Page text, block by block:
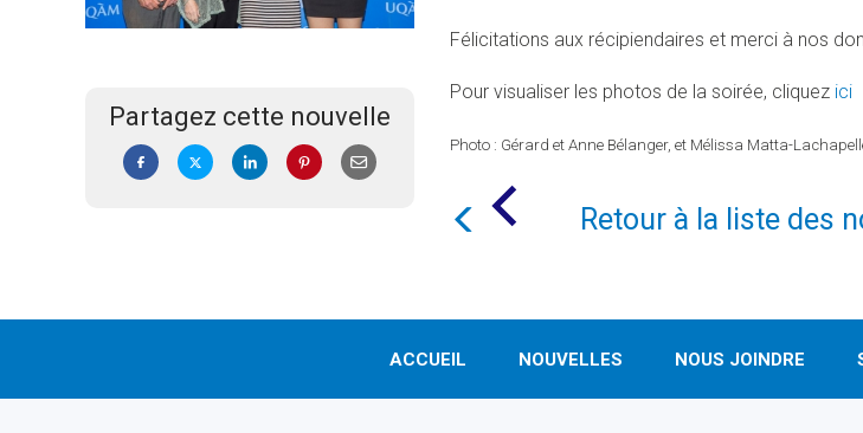
Partagez cette nouvelle
Félicitations aux récipiendaires et merci à nos
Pour visualiser les photos de la soirée, cliquez ici
Photo : Gérard et Anne Bélanger, et Mélissa Matta-
Retour à la liste des
ACCUEIL NOUVELLES NOUS JOINDRE